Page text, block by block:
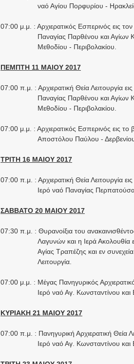
ναό Αγίου Πορφυρίου -
07:00 μ.μ. : Αρχιερατικός Εσπερινός εις
Παναγίας Παρθένου και Αγίων
Μεθοδίου - Περιβολακίου.
ΠΕΜΠΤΗ 11 ΜΑΙΟΥ 2017
07:00 π.μ. : Αρχιερατική Θεία Λειτουργία
Παναγίας Παρθένου και Αγίων
Μεθοδίου - Περιβολακίου.
07:00 μ.μ. : Αρχιερατικός Εσπερινός εις το
Αποστόλου Παύλου -
ΤΡΙΤΗ 16 ΜΑΙΟΥ 2017
07:00 π.μ. : Αρχιερατική Θεία Λειτουργία
Ιερό ναό Παναγίας
ΣΑΒΒΑΤΟ 20 ΜΑΙΟΥ 2017
07:30 π.μ. : Θυρανοίξια του
Λαγυνών και η Ιερά Ακολουθία
Αγίας Τραπέζης και εν συνεχεία
Λειτουργία.
07:00 μ.μ. : Μέγας Πανηγυρικός
Ιερό ναό Αγ. Κωνσταντίνου
ΚΥΡΙΑΚΗ 21 ΜΑΙΟΥ 2017
07:00 π.μ. : Πανηγυρική Αρχιερατική Θεία
Ιερό ναό Αγ. Κωνσταντίνου